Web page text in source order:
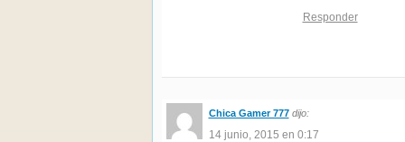
Responder
Chica Gamer 777 dijo:
14 junio, 2015 en 0:17